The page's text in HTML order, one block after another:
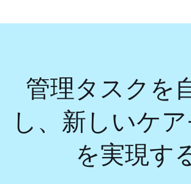
管理タスクを
し、新しいケ
を実現す